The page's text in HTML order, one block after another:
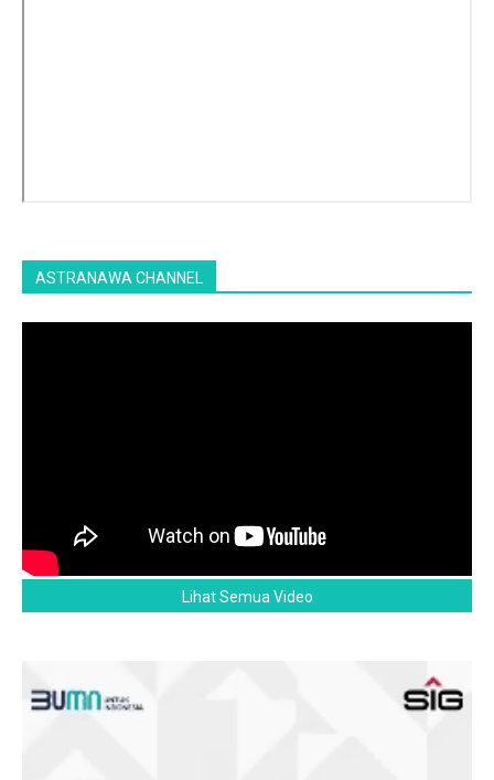
ASTRANAWA CHANNEL
Lihat Semua Video